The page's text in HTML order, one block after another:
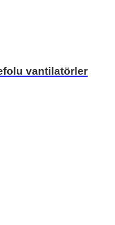
vantilatörler